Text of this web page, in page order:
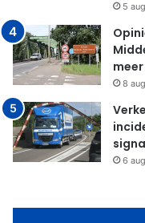
5
8
6